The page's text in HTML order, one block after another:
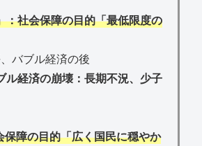
：社会保障の目的「最低限度の
バブル経済の後
経済の崩壊：長期不況、少子
保障の目的「広く国民に穏やか